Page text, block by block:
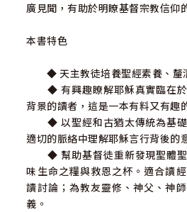
廣見聞，有助於明瞭基督宗教信仰
本書特色
◆ 天主教徒培養聖經素養、釐
◆ 有興趣瞭解耶穌真實臨在於
背景的讀者，這是一本有料又有趣
◆ 以聖經和古猶太傳統為基礎
適切的脈絡中理解耶穌言行背後的
◆ 幫助基督徒重新發現聖體聖
味生命之糧與救恩之杯。適合讀
讀討論；為教友靈修、神父、神
義。